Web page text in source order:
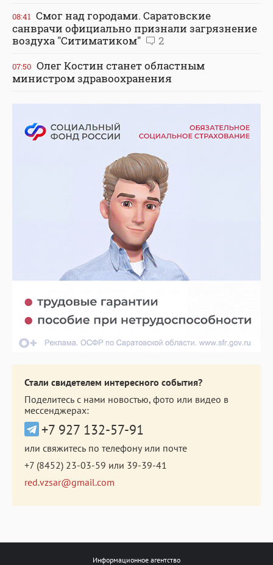
08:41 Смог над городами. Саратовские
санврачи официально признали загрязнение
воздуха "Ситиматиком"
2
07:50 Олег Костин станет областным
министром здравоохранения
Стали свидетелем интересного события?
Поделитесь с нами новостью, фото или видео в
мессенджерах:
+7 927 132-57-91
или свяжитесь по телефону или почте
+7 (8452) 23-03-59 или 39-39-41
red.vzsar@gmail.com
Информационное агентство